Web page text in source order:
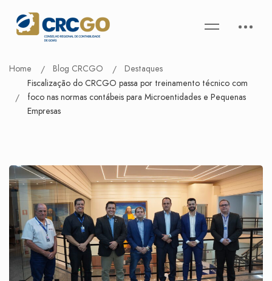
Home Blog CRCGO
Destaques
Fiscalização do CRCGO passa por treinamento técnico com
foco nas normas contábeis para Microentidades e Pequenas
Empresas